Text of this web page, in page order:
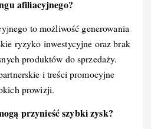
afiliacyjnego?
to możliwość generowania
ryzyko inwestycyjne oraz brak
produktów do sprzedaży.
i treści promocyjne
prowizji.
przynieść szybki zysk?